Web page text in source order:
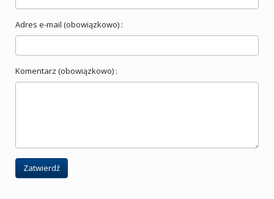
Adres e-mail (obowiązkowo) :
Komentarz (obowiązkowo) :
Zatwierdź